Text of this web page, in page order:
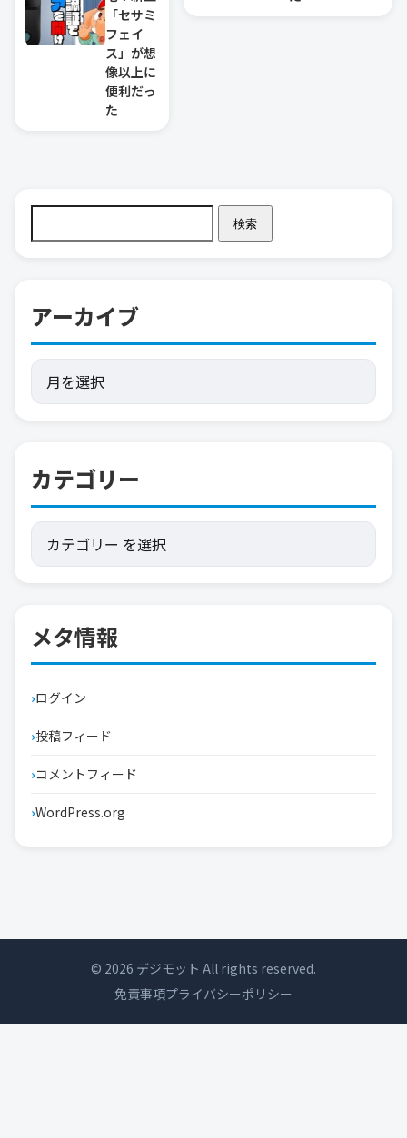
「セサミ
フェイ
ス」が想
像以上に
便利だっ
た
検索
アーカイブ
カテゴリー
メタ情報
ログイン
投稿フィード
コメントフィード
WordPress.org
© 2026 デジモット All rights reserved.
免責事項プライバシーポリシー